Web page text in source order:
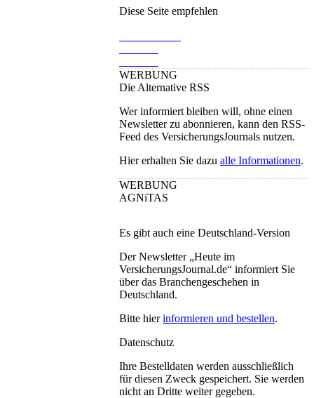
Diese Seite empfehlen
WERBUNG
Die Alternative RSS
Wer informiert bleiben will, ohne einen
Newsletter zu abonnieren, kann den RSS-
Feed des VersicherungsJournals nutzen.
Hier erhalten Sie dazu alle Informationen.
WERBUNG
AGNiTAS
Es gibt auch eine Deutschland-Version
Der Newsletter „Heute im
VersicherungsJournal.de“ informiert Sie
über das Branchengeschehen in
Deutschland.
Bitte hierinformieren und bestellen.
Datenschutz
Ihre Bestelldaten werden ausschließlich
für diesen Zweck gespeichert. Sie werden
nicht an Dritte weiter gegeben.